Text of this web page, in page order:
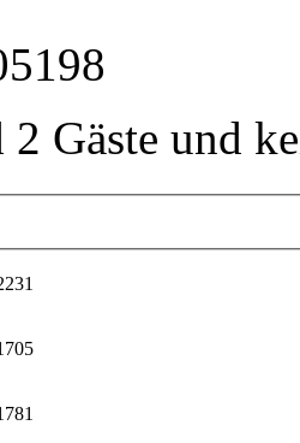
Gäste und